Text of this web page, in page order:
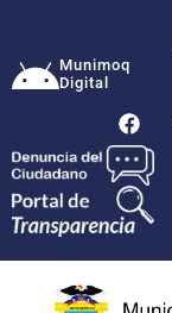
Munimoq
Digital